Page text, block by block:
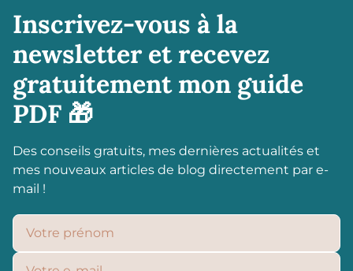
Inscrivez-vous à la
newsletter et recevez
gratuitement mon guide
PDF 🎁
Des conseils gratuits, mes dernières actualités et
mes nouveaux articles de blog directement par e-
mail !